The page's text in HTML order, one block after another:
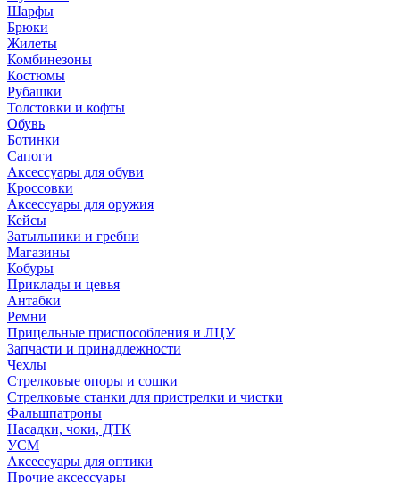
Шарфы
Брюки
Жилеты
Комбинезоны
Костюмы
Рубашки
Толстовки и кофты
Обувь
Ботинки
Сапоги
Аксессуары для обуви
Кроссовки
Аксессуары для оружия
Кейсы
Затыльники и гребни
Магазины
Кобуры
Приклады и цевья
Антабки
Ремни
Прицельные приспособления и ЛЦУ
Запчасти и принадлежности
Чехлы
Стрелковые опоры и сошки
Стрелковые станки для пристрелки и чистки
Фальшпатроны
Насадки, чоки, ДТК
УСМ
Аксессуары для оптики
Прочие аксессуары